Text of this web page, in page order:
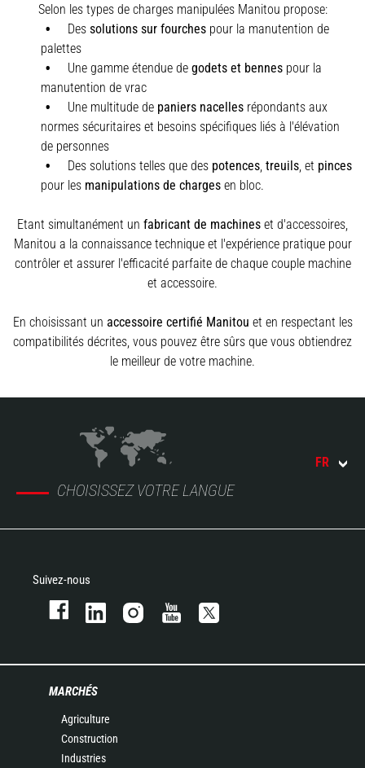
Selon les types de charges manipulées Manitou propose:
Des solutions sur fourches pour la manutention de
palettes
Une gamme étendue de godets et bennes pour la
manutention de vrac
Une multitude de paniers nacelles répondants aux
normes sécuritaires et besoins spécifiques liés à l'élévation
de personnes
Des solutions telles que des potences treuils et pinces
pour les manipulations de charges en bloc.
Etant simultanément un fabricant de machines et d'accessoires,
Manitou a la connaissance technique et l'expérience pratique pour
contrôler et assurer l'efficacité parfaite de chaque couple machine
et accessoire.
En choisissant un accessoire certifié Manitou et en respectant les
compatibilités décrites, vous pouvez être sûrs que vous obtiendrez
le meilleur de votre machine.
CHOISISSEZ VOTRE LANGUE
FR
Suivez-nous
MARCHÉS
Agriculture
Construction
Industries